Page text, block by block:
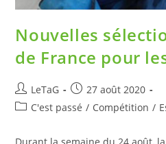
Nouvelles
de France pour
LeTaG
27 août 2020
C'est passé / Compétition /